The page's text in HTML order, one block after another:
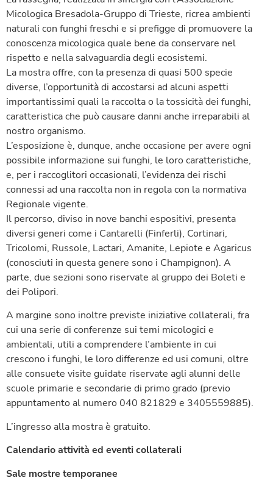
Micologica Bresadola-Gruppo di Trieste, ricrea ambienti
naturali con funghi freschi e si prefigge di promuovere la
conoscenza micologica quale bene da conservare nel
rispetto e nella salvaguardia degli ecosistemi.
La mostra offre, con la presenza di quasi 500 specie
diverse, l’opportunità di accostarsi ad alcuni aspetti
importantissimi quali la raccolta o la tossicità dei funghi,
caratteristica che può causare danni anche irreparabili al
nostro organismo.
L’esposizione è, dunque, anche occasione per avere ogni
possibile informazione sui funghi, le loro caratteristiche,
e, per i raccoglitori occasionali, l’evidenza dei rischi
connessi ad una raccolta non in regola con la normativa
Regionale vigente.
Il percorso, diviso in nove banchi espositivi, presenta
diversi generi come i Cantarelli (Finferli), Cortinari,
Tricolomi, Russole, Lactari, Amanite, Lepiote e Agaricus
(conosciuti in questa genere sono i Champignon). A
parte, due sezioni sono riservate al gruppo dei Boleti e
dei Polipori.
A margine sono inoltre previste iniziative collaterali, fra
cui una serie di conferenze sui temi micologici e
ambientali, utili a comprendere l’ambiente in cui
crescono i funghi, le loro differenze ed usi comuni, oltre
alle consuete visite guidate riservate agli alunni delle
scuole primarie e secondarie di primo grado (previo
appuntamento al numero 040 821829 e 3405559885).
L’ingresso alla mostra è gratuito.
Calendario attività ed eventi collaterali
Sale mostre temporanee